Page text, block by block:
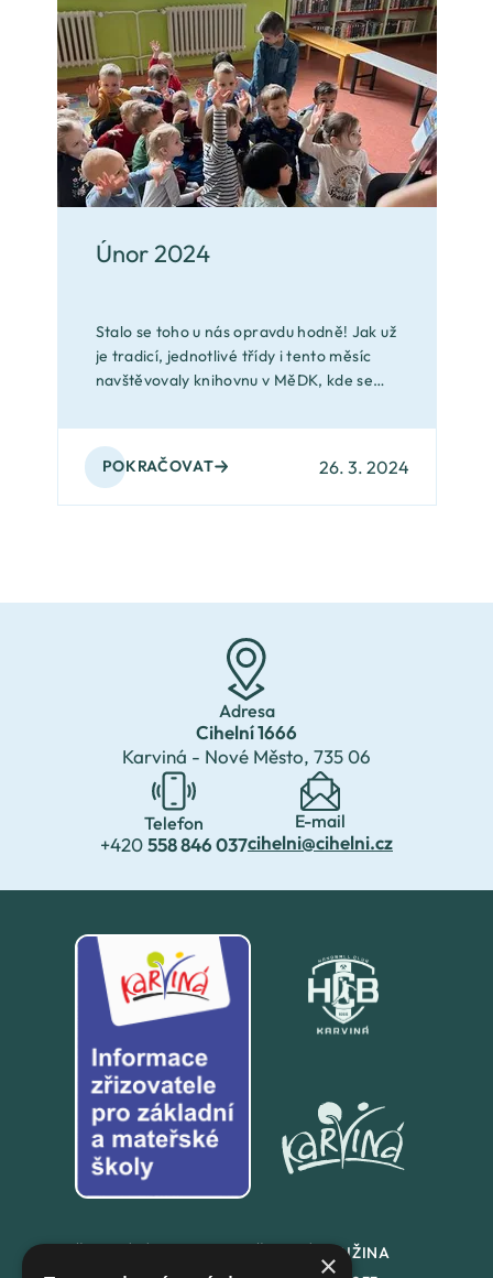
Únor 2024
Stalo se toho u nás opravdu hodně! Jak už
je tradicí, jednotlivé třídy i tento měsíc
navštěvovaly knihovnu v MěDK, kde se
a prostředím knihovny.
POKRAČOVAT
26. 3. 2024
Adresa
Cihelní 1666
Karviná - Nové Město, 735 06
Telefon
+420558 846 037
E-mail
cihelni@cihelni.cz
ŠKOLNÍ DRUŽINA
×